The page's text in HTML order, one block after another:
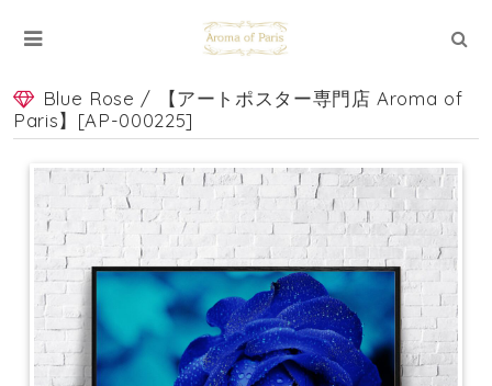
Blue Rose / 【アートポスター専門店 Aroma of
Paris】[AP-000225]